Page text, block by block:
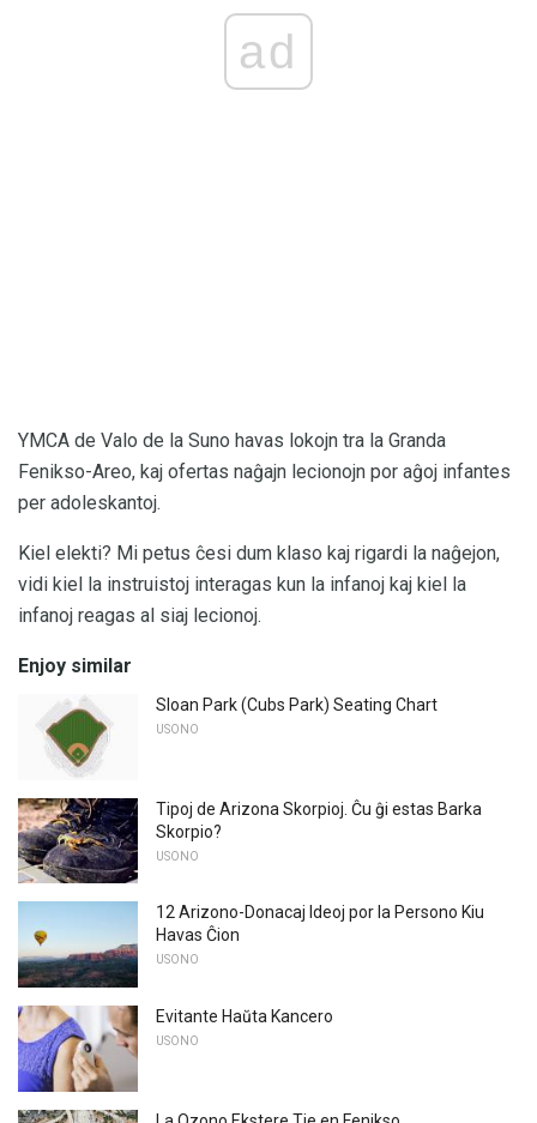
ad
YMCA de Valo de la Suno havas lokojn tra la Granda
Fenikso-Areo, kaj ofertas naĝajn lecionojn por aĝoj infantes
per adoleskantoj.
Kiel elekti? Mi petus ĉesi dum klaso kaj rigardi la naĝejon,
vidi kiel la instruistoj interagas kun la infanoj kaj kiel la
infanoj reagas al siaj lecionoj.
Enjoy similar
Sloan Park (Cubs Park) Seating Chart
USONO
Tipoj de Arizona Skorpioj. Ĉu ĝi estas Barka
Skorpio?
USONO
12 Arizono-Donacaj Ideoj por la Persono Kiu
Havas Ĉion
USONO
Evitante Haŭta Kancero
USONO